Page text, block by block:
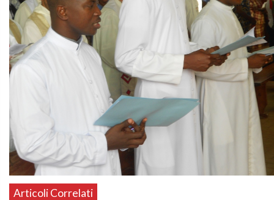
Articoli Correlati